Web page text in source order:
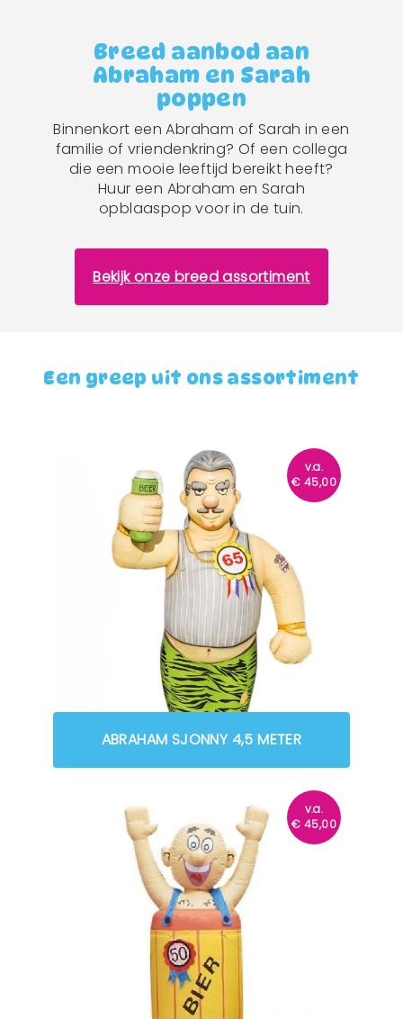
Breed aanbod aan
Abraham en Sarah
poppen
Binnenkort een Abraham of Sarah in een
familie of vriendenkring? Of een collega
die een mooie leeftijd bereikt heeft?
Huur een Abraham en Sarah
opblaaspop voor in de tuin.
Bekijk onze breed assortiment
Een greep uit ons assortiment
ABRAHAM SJONNY 4,5 METER
v.a.
€ 45,00
v.a.
€ 45,00